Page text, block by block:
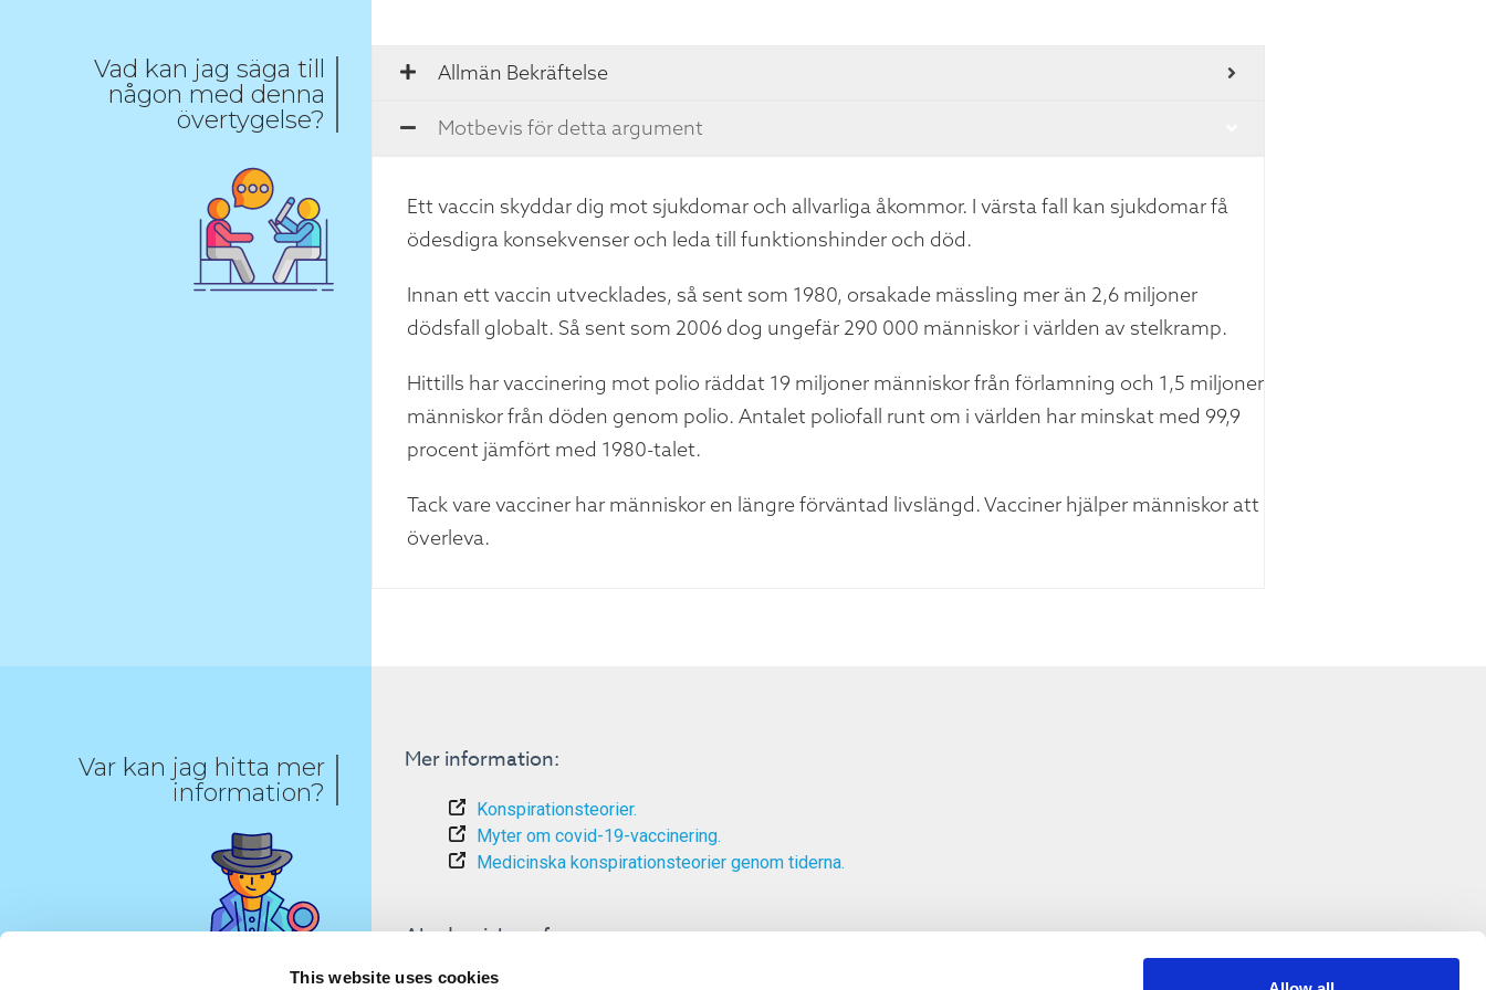
This website uses cookies
Vad kan jag säga till
någon med denna
övertygelse?
Allmän Bekräftelse
Motbevis för detta argument
Ett vaccin skyddar dig mot sjukdomar och allvarliga åkommor. I värsta fall kan sjukdomar få
ödesdigra konsekvenser och leda till funktionshinder och död.
Innan ett vaccin utvecklades, så sent som 1980, orsakade mässling mer än 2,6 miljoner
dödsfall globalt. Så sent som 2006 dog ungefär 290 000 människor i världen av stelkramp.
Hittills har vaccinering mot polio räddat 19 miljoner människor från förlamning och 1,5 miljoner
människor från döden genom polio. Antalet poliofall runt om i världen har minskat med 99,9
procent jämfört med 1980-talet.
Tack vare vacciner har människor en längre förväntad livslängd. Vacciner hjälper människor att
överleva.
Var kan jag hitta mer
information?
Mer information:
Konspirationsteorier.
Myter om covid-19-vaccinering.
Medicinska konspirationsteorier genom tiderna.
Akademiska referenser: